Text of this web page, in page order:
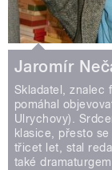
Jaromír
Skladatel, znalec
pomáhal
Ulrychovy).
klasice, přesto
třicet let, stal
také